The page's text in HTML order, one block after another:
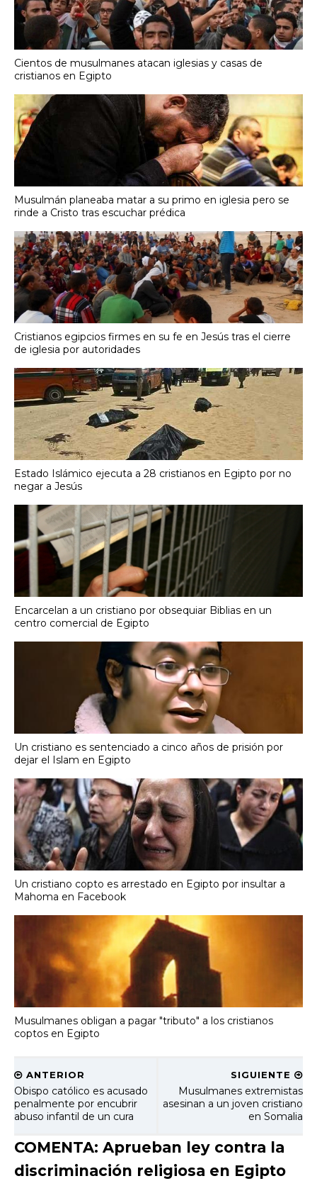
Cientos de musulmanes atacan iglesias y casas de
cristianos en Egipto
Musulmán planeaba matar a su primo en iglesia pero se
rinde a Cristo tras escuchar prédica
Cristianos egipcios firmes en su fe en Jesús tras el cierre
de iglesia por autoridades
Estado Islámico ejecuta a 28 cristianos en Egipto por no
negar a Jesús
Encarcelan a un cristiano por obsequiar Biblias en un
centro comercial de Egipto
Un cristiano es sentenciado a cinco años de prisión por
dejar el Islam en Egipto
Un cristiano copto es arrestado en Egipto por insultar a
Mahoma en Facebook
Musulmanes obligan a pagar "tributo" a los cristianos
coptos en Egipto
SIGUIENTE
Musulmanes extremistas
asesinan a un joven cristiano
en Somalia
ANTERIOR
Obispo católico es acusado
penalmente por encubrir
abuso infantil de un cura
COMENTA: Aprueban ley contra la
discriminación religiosa en Egipto